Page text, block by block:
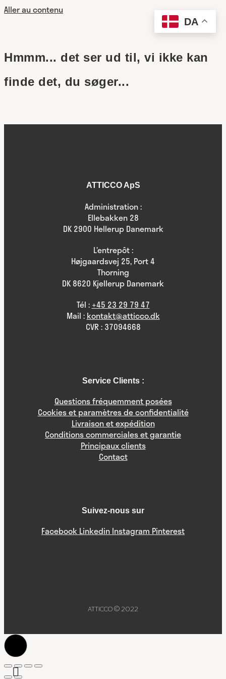
Aller au contenu
Hmmm... det ser ud til, vi ikke kan
finde det, du søger...
ATTICCO ApS
Administration :
Ellebakken 28
DK 2900 Hellerup Danemark
L’entrepôt :
Højgaardsvej 25, Port 4
Thorning
DK 8620 Kjellerup Danemark
Tél : +45 23 29 79 47
Mail : kontakt@atticco.dk
CVR : 37094668
Service Clients :
Questions fréquemment posées
Cookies et paramètres de confidentialité
Livraison et expédition
Conditions commerciales et garantie
Principaux clients
Contact
Suivez-nous sur
Facebook Linkedin Instagram Pinterest
ATTICCO © 2022
DA